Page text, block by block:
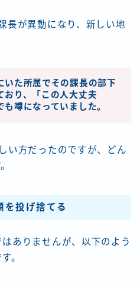
長が異動になり、新しい地
いた所属でその課長の部下
おり、「この人大丈夫
噂になっていました。
い方だったのですが、どん
を投げ捨てる
ありませんが、以下のよう
。